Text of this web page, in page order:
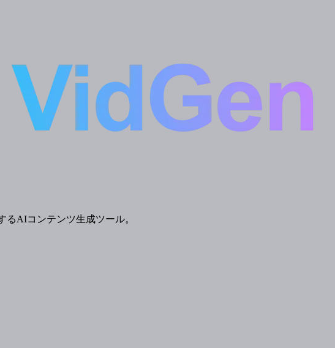
AIコンテンツ生成ツール。